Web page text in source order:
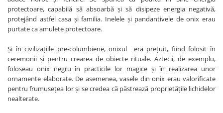
protectoare, capabilă să absoarbă și să disipeze energia negativă,
protejând astfel casa și familia. Inelele și pandantivele de onix erau
purtate ca amulete protectoare.
Și în civilizațiile pre-columbiene, onixul era prețuit, fiind folosit în
ceremonii și pentru crearea de obiecte rituale. Aztecii, de exemplu,
foloseau onix negru în practicile lor magice și în realizarea unor
ornamente elaborate. De asemenea, vasele din onix erau valorificate
pentru frumusețea lor și se credea că păstrează proprietățile lichidelor
nealterate.